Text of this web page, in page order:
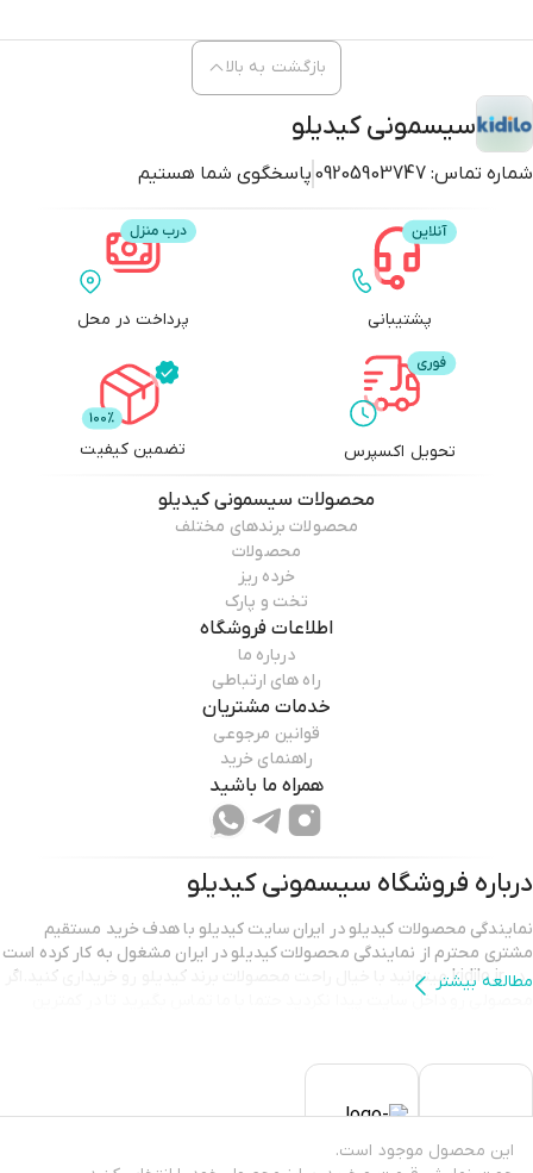
این محصول موجود است.
🛖سیستم مهاربندی 5 نقطه ای
♟️تنظیم پشتی ضامنی
سیسمونی کیدیلو
شماره تماس: 09205903747 پاسخگوی شما هستیم
بازگشت به بالا
پشتیبانی پرداخت در محل
تحویل اکسپرس تضمین کیفیت
محصولات سیسمونی کیدیلو
محصولات برندهای مختلف
محصولات
خرده ریز
تخت و پارک
اطلاعات فروشگاه
درباره ما
راه های ارتباطی
خدمات مشتریان
قوانین مرجوعی
راهنمای خرید
همراه ما باشید
درباره فروشگاه سیسمونی کیدیلو
نمایندگی محصولات کیدیلو در ایران سایت کیدیلو با هدف خرید مستقیم
مشتری محترم از نمایندگی محصولات کیدیلو در ایران مشغول به کار کرده است
. در kidilo.ir میتوانید با خیال راحت محصولات برند کیدیلو رو خریداری کنید.اگر
محصولی رو داخل سایت پیدا نکردید حتما با ما تماس بگیرید تا در کمترین
.
از آنجایی‌ که سایت kidilo.ir مرجع خرید آنلاین سیسمونی نوزاد و نمایندگی
در ایران از جمله شهرهای شمالی ، تهران، اصفهان، مشهد، شیراز، تبریز، قم و…
مطالعه بیشتر